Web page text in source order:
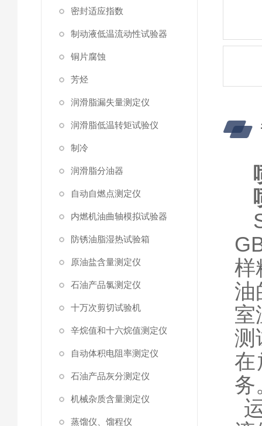
密封适应指数
制动液低温流动性试验器
铜片腐蚀
芳烃
润滑脂漏失量测定仪
润滑脂低温转矩试验仪
制冷
润滑脂分油器
自动自燃点测定仪
内燃机油曲轴模拟试验器
防锈油脂湿热试验箱
原油盐含量测定仪
石油产品氯测定仪
十万次剪切试验机
辛烷值和十六烷值测定仪
自动体积电阻率测定仪
石油产品灰分测定仪
机械杂质含量测定仪
蒸馏仪、馏程仪
样
油
室
测
在
务